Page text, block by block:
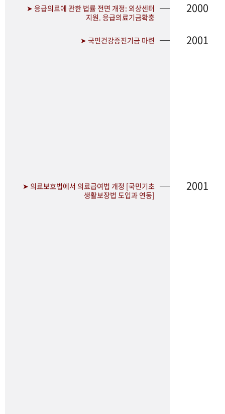
➤ 응급의료에 관한 법률 전면 개정: 외상센터
지원. 응급의료기금확충
2000
➤ 국민건강증진기금 마련 2001
➤ 의료보호법에서 의료급여법 개정 [국민기초
생활보장법 도입과 연동]
2001